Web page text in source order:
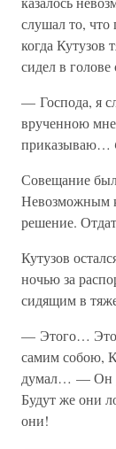
слушал то, что
когда Кутузов
сидел в голове
— Господа, я
врученною
приказываю…
Совещание
Невозможным
решение.
Кутузов
ночью за
сидящим в
— Этого…
самим собою,
думал… — Он
Будут же они
они!